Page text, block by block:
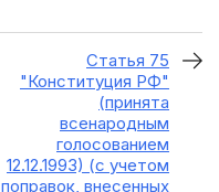
Статья 75
"Конституция РФ"
(принята
всенародным
голосованием
12.12.1993) (с учетом
поправок, внесенных